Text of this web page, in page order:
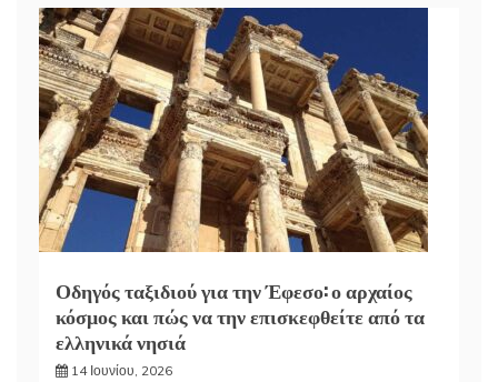
Οδηγός ταξιδιού για την Έφεσο: ο αρχαίος
κόσμος και πώς να την επισκεφθείτε από τα
ελληνικά νησιά
14 Ιουνίου, 2026